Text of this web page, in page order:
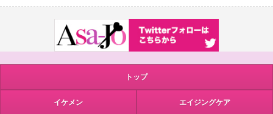
トップ
イケメン エイジングケア